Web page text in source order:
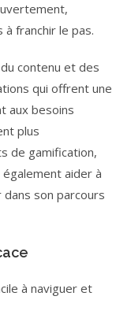
franchir le pas.
contenu et des
qui offrent une
aux besoins
plus
de gamification,
aider à
dans son parcours
à naviguer et